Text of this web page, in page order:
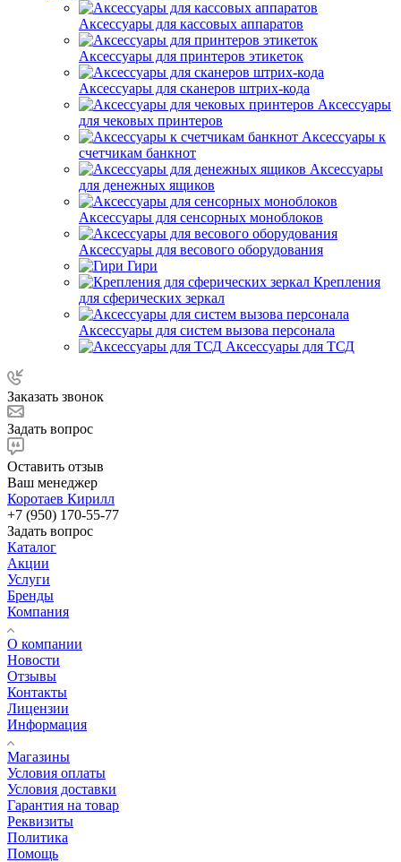
Аксессуары для кассовых аппаратов
Аксессуары для принтеров этикеток
Аксессуары для сканеров штрих-кода
Аксессуары
для чековых принтеров
Аксессуары к
счетчикам банкнот
Аксессуары
для денежных ящиков
Аксессуары для сенсорных моноблоков
Аксессуары для весового оборудования
Гири
Крепления
для сферических зеркал
Аксессуары для систем вызова персонала
Аксессуары для ТСД
Заказать звонок
Задать вопрос
Оставить отзыв
Ваш менеджер
Коротаев Кирилл
+7 (950) 170-55-77
Задать вопрос
Каталог
Акции
Услуги
Бренды
Компания
О компании
Новости
Отзывы
Контакты
Лицензии
Информация
Магазины
Условия оплаты
Условия доставки
Гарантия на товар
Реквизиты
Политика
Помощь